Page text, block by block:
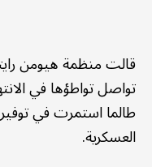
قالت منظمة هيومن
تواصل تواطؤها في
طالما استمرت في
العسكرية.